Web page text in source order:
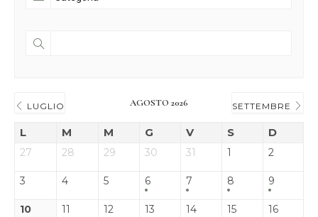
LUGLIO AGOSTO 2026 SETTEMBRE
L M M G V S D
27 28 29 30 31 1 2
3 4 5 6 7 8 9
10 11 12 13 14 15 16